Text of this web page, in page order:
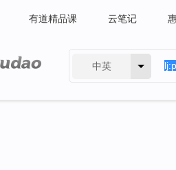
有道精品课 云笔记
中英